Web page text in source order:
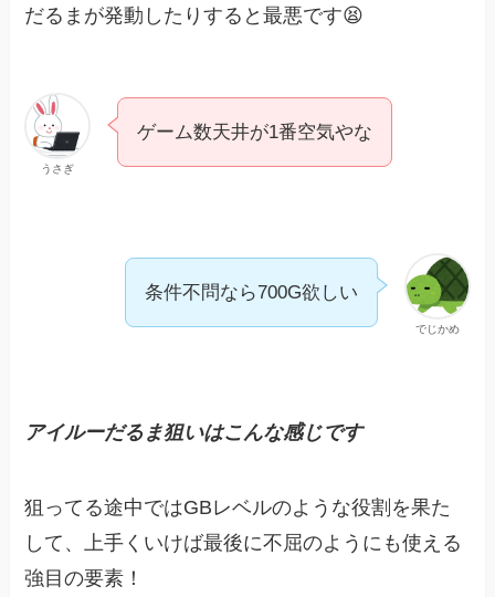
だるまが発動したりすると最悪です😫
うさぎ
ゲーム数天井が1番空気やな
でじかめ
条件不問なら700G欲しい
アイルーだるま狙いはこんな感じです
狙ってる途中ではGBレベルのような役割を果た
して、上手くいけば最後に不屈のようにも使える
強目の要素！